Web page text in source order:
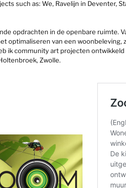
such as: We, Ravelijn in Deventer,
opdrachten in de openbare ruimte.
optimaliseren van een woonbeleving,
ik community art projecten
Zwolle.